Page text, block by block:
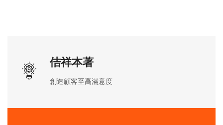
佶祥本著
創造顧客至高滿意度